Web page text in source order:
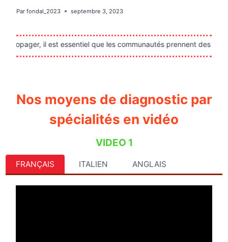
Par fondal_2023 septembre 3, 2023
que les communautés prennent des mesures
Nos moyens de diagnostic par
spécialités en vidéo
VIDEO 1
FRANÇAIS ITALIEN ANGLAIS